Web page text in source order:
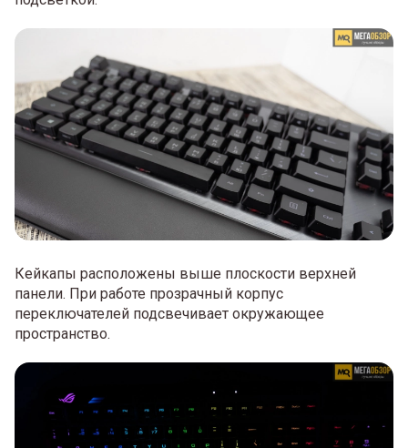
Кейкапы расположены выше плоскости верхней
панели. При работе прозрачный корпус
переключателей подсвечивает окружающее
пространство.